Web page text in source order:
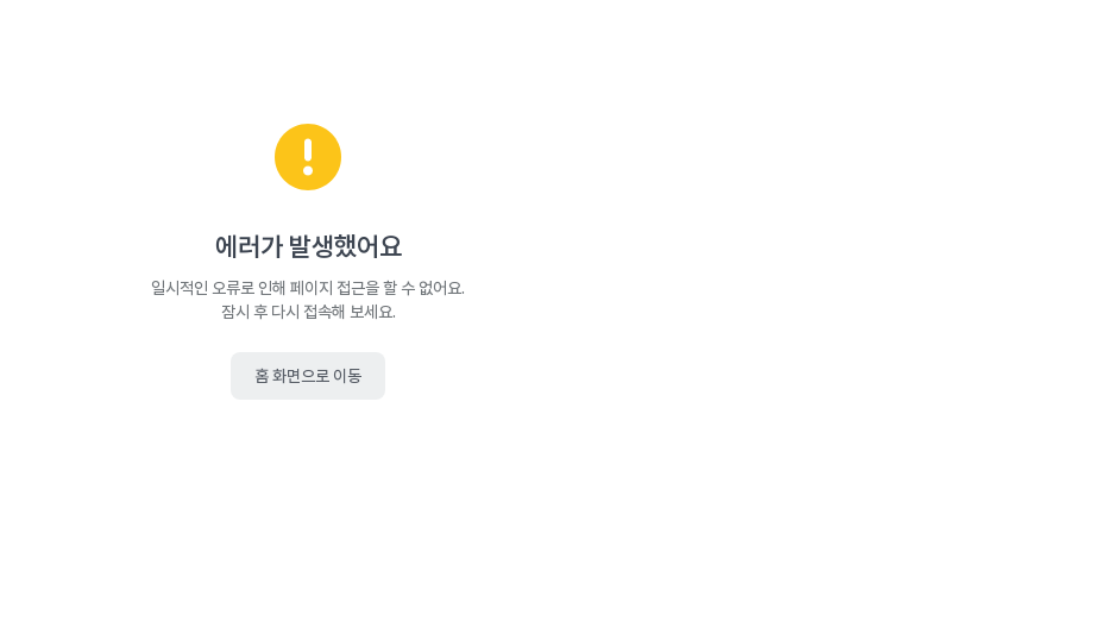
에러가 발생했어요
일시적인 오류로 인해 페이지 접근을 할 수 없어요.
잠시 후 다시 접속해 보세요.
홈 화면으로 이동